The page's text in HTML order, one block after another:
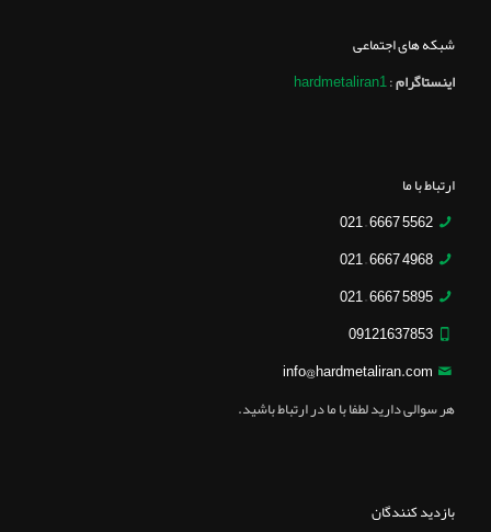
شبکه های اجتماعی
اینستاگرام:
hardmetaliran1
ارتباط با ما
5562 6667 – 021
4968 6667 – 021
5895 6667 – 021
09121637853
info@hardmetaliran.com
هر سوالی دارید لطفا با ما در ارتباط باشید.
بازدید کنندگان